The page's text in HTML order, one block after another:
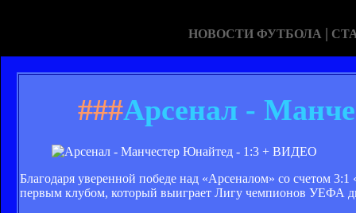
НОВОСТИ ФУТБОЛА |
###Арсенал -
Благодаря уверенной победе над «Арсеналом» со счетом
первым клубом, который выиграет Лигу чемпионов УЕФА